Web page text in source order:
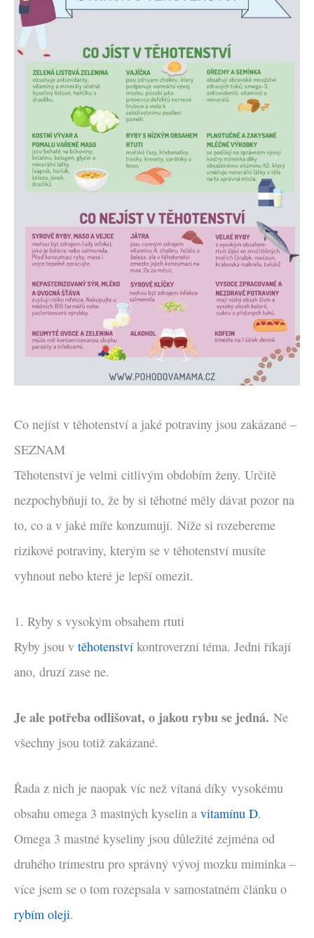
Co nejíst v těhotenství a jaké potraviny jsou zakázané –
SEZNAM
Těhotenství je velmi citlivým obdobím ženy. Určitě
nezpochybňuji to, že by si těhotné měly dávat pozor na
to, co a v jaké míře konzumují. Níže si rozebereme
rizikové potraviny, kterým se v těhotenství musíte
vyhnout nebo které je lepší omezit.
1. Ryby s vysokým obsahem rtuti
Ryby jsou v těhotenstvíkontroverzní téma. Jedni říkají
ano, druzí zase ne.
Je ale potřeba odlišovat, o jakou rybu se jedná. Ne
všechny jsou totiž zakázané.
Řada z nich je naopak víc než vítaná díky vysokému
obsahu omega 3 mastných kyselin a vitamínu D.
Omega 3 mastné kyseliny jsou důležité zejména od
druhého trimestru pro správný vývoj mozku miminka –
více jsem se o tom rozepsala v samostatném článku o
rybím oleji.